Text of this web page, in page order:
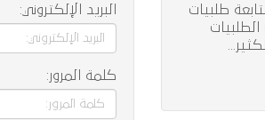
طلبيات
البريد الإلكتروني:
كلمة المرور: